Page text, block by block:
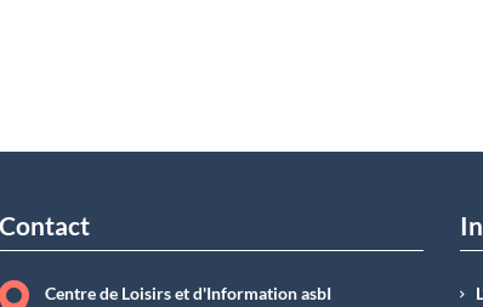
Contact
Centre de Loisirs et d'Information asbI